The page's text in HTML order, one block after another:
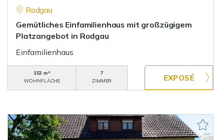
Rodgau
Gemütliches Einfamilienhaus mit großzügigem
Platzangebot in Rodgau
Einfamilienhaus
153 m²
WOHNFLÄCHE
7
ZIMMER